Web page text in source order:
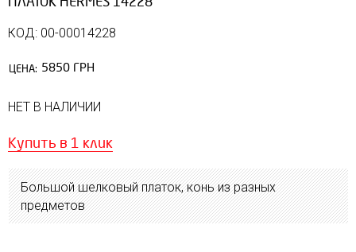
КОД: 00-00014228
ЦЕНА: 5850 ГРН
НЕТ В НАЛИЧИИ
Купить в 1 клик
Большой шелковый платок, конь из разных
предметов